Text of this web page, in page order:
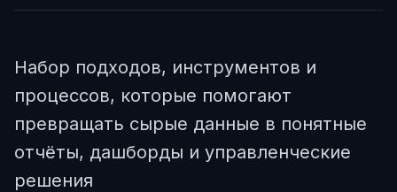
Набор подходов, инструментов и
процессов, которые помогают
превращать сырые данные в понятные
отчёты, дашборды и управленческие
решения